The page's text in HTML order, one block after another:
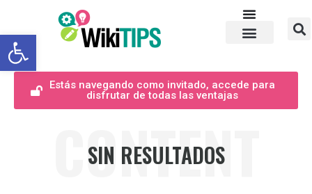
Abrir barra de herramientas
Estás navegando como invitado, accede para
disfrutar de todas las ventajas
CONTENT
SIN RESULTADOS